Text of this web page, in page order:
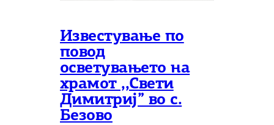
Известување по
повод
осветувањето на
храмот ,,Свети
Димитриј” во с.
Безово